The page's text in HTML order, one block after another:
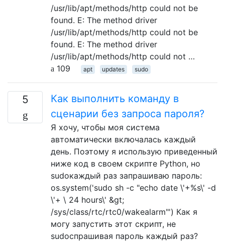
/usr/lib/apt/methods/http could not be
found. E: The method driver
/usr/lib/apt/methods/http could not be
found. E: The method driver
/usr/lib/apt/methods/http could not …
109
apt updates sudo
5
Как выполнить команду в
сценарии без запроса пароля?
Я хочу, чтобы моя система
автоматически включалась каждый
день. Поэтому я использую приведенный
ниже код в своем скрипте Python, но
sudoкаждый раз запрашиваю пароль:
os.system('sudo sh -c "echo date \'+%s\' -d
\'+ \ 24 hours\' &gt;
/sys/class/rtc/rtc0/wakealarm"') Как я
могу запустить этот скрипт, не
sudoспрашивая пароль каждый раз?